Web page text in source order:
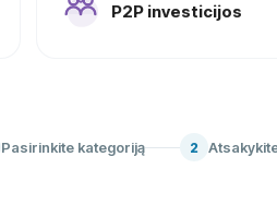
P2P investicijos
Pasirinkite kategoriją 2